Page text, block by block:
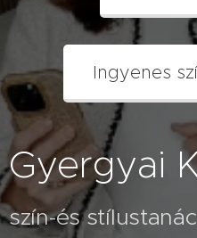
Ingyenes
Gyergyai
szín-és